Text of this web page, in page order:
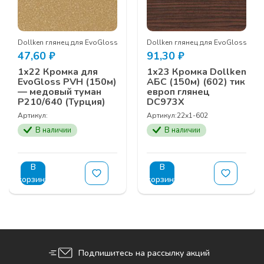
Dollken глянец для EvoGloss
47,60 ₽
1х22 Кромка для
EvoGloss PVH (150м)
— медовый туман
Р210/640 (Турция)
Артикул:
В наличии
В
корзину
Dollken глянец для EvoGloss
91,30 ₽
1х23 Кромка Dollken
АБС (150м) (602) тик
европ глянец
DC973X
Артикул:22х1-602
В наличии
В
корзину
Подпишитесь на рассылку акций